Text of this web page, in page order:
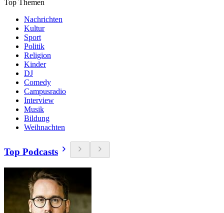
Top Themen
Nachrichten
Kultur
Sport
Politik
Religion
Kinder
DJ
Comedy
Campusradio
Interview
Musik
Bildung
Weihnachten
Top Podcasts